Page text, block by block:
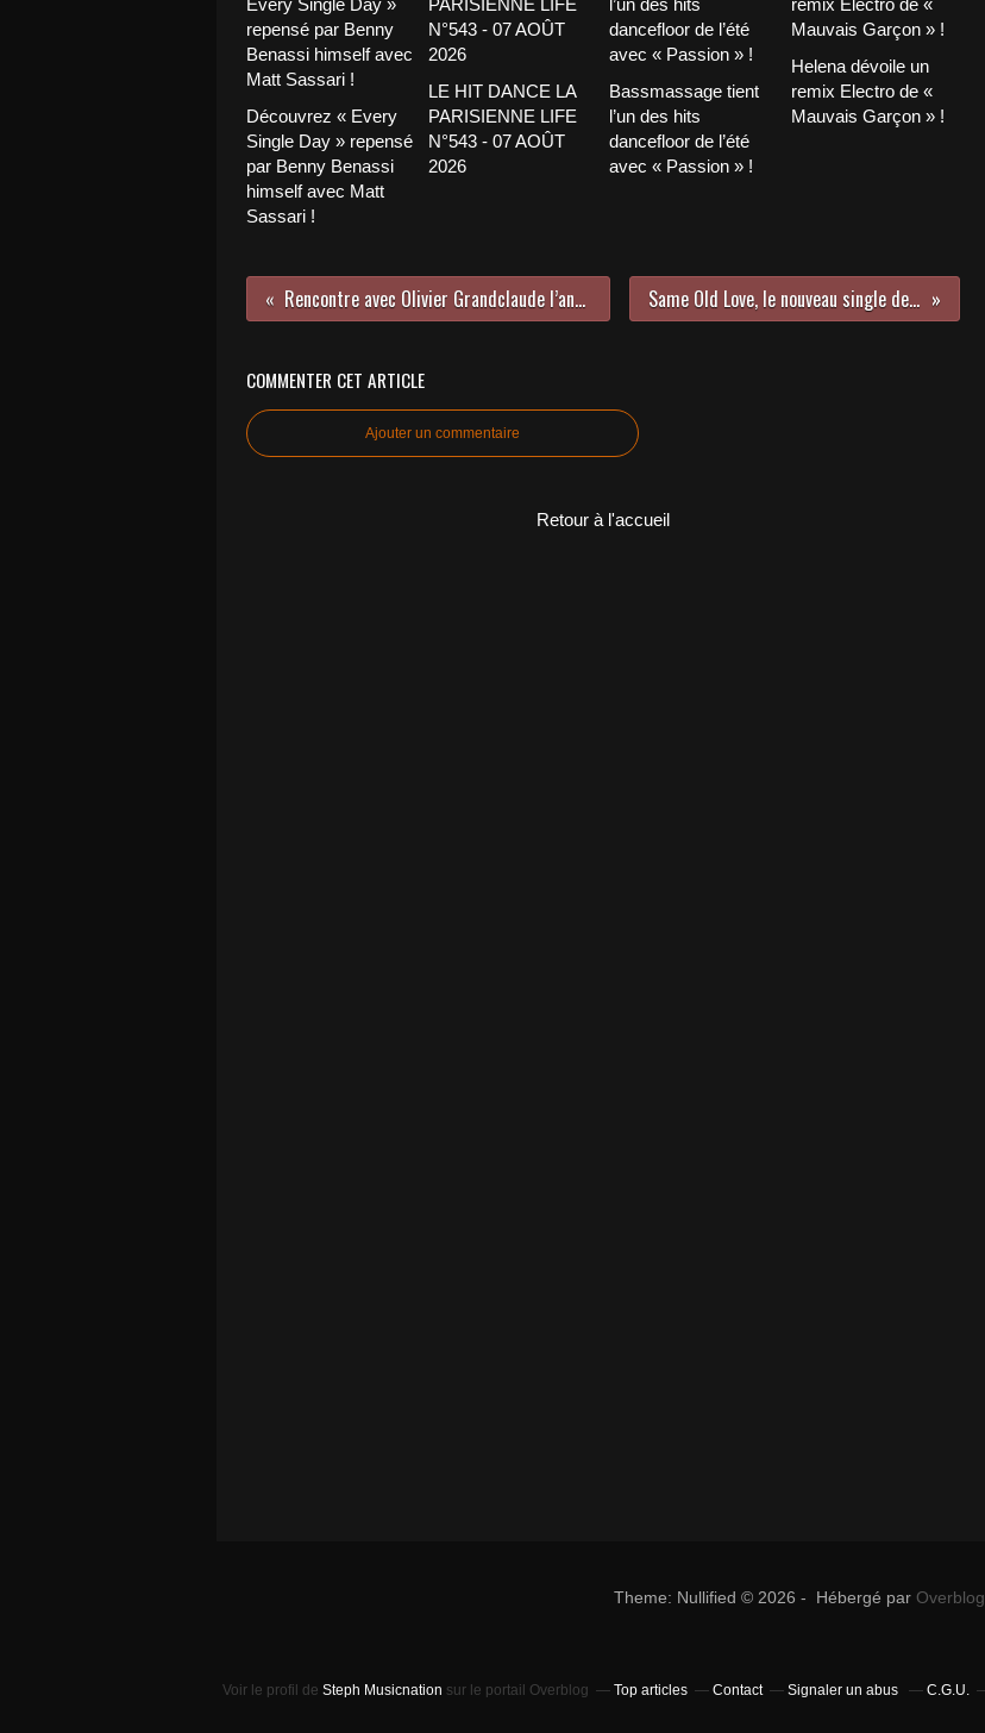
Découvrez « Every
Single Day » repensé
par Benny Benassi
himself avec Matt
Sassari !
LE HIT DANCE LA
PARISIENNE LIFE
N°543 - 07 AOÛT
2026
Bassmassage tient
l’un des hits
dancefloor de l’été
avec « Passion » !
Helena dévoile un
remix Electro de «
Mauvais Garçon » !
Rencontre avec Olivier Grandclaude l’ange gardien de la comédie musicale Ailéna ! Same Old Love, le nouveau single de Selena Gomez est maintenant clippé !
COMMENTER CET ARTICLE
Ajouter un commentaire
Retour à l'accueil
Theme: Nullified © 2026 - Hébergé par Overblog
Voir le profil de Steph Musicnation sur le portail Overblog Top articles Contact Signaler un abus C.G.U.